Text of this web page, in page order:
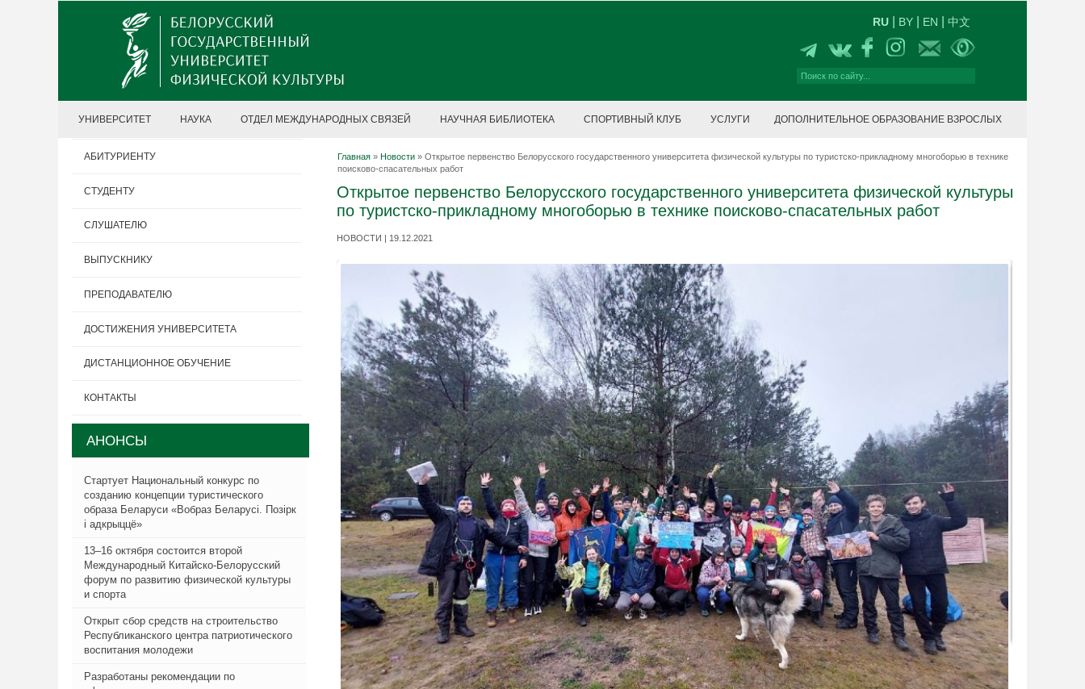
RU BY EN 中文
УНИВЕРСИТЕТ НАУКА ОТДЕЛ МЕЖДУНАРОДНЫХ СВЯЗЕЙ НАУЧНАЯ БИБЛИОТЕКА СПОРТИВНЫЙ КЛУБ УСЛУГИ ДОПОЛНИТЕЛЬНОЕ ОБРАЗОВАНИЕ ВЗРОСЛЫХ
Главная » Новости » Открытое первенство Белорусского государственного университета физической культуры по туристско-прикладному многоборью в технике
поисково-спасательных работ
Открытое первенство Белорусского государственного университета физической культуры
по туристско-прикладному многоборью в технике поисково-спасательных работ
НОВОСТИ | 19.12.2021
C 11 по 12 декабря в Дзержинском районе прошло открытое первенство Белорусского государственного университета
физической культуры по туристско-прикладному многоборью в технике поисково-спасательных работ.
АБИТУРИЕНТУ
СТУДЕНТУ
СЛУШАТЕЛЮ
ВЫПУСКНИКУ
ПРЕПОДАВАТЕЛЮ
ДОСТИЖЕНИЯ УНИВЕРСИТЕТА
ДИСТАНЦИОННОЕ ОБУЧЕНИЕ
КОНТАКТЫ
АНОНСЫ
Стартует Национальный конкурс по
созданию концепции туристического
образа Беларуси «Вобраз Беларусi. Позiрк
i адкрыццё»
13–16 октября состоится второй
Международный Китайско-Белорусский
форум по развитию физической культуры
и спорта
Открыт сбор средств на строительство
Республиканского центра патриотического
воспитания молодежи
Разработаны рекомендации по